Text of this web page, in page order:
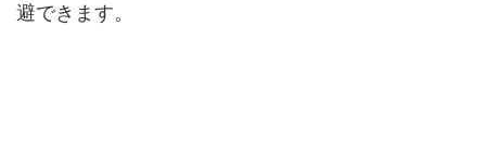
避できます。